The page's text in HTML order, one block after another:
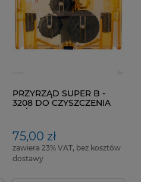
PRZYRZĄD SUPER B -
3208 DO CZYSZCZENIA
ŁAŃCUCHA Z MAGNESEM
75,00 zł
zawiera 23% VAT, bez kosztów
dostawy